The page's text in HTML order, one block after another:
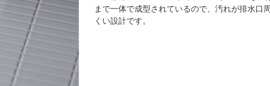
まで一体で成型されているので、汚れが排水口
くい設計です。